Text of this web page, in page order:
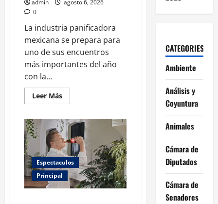
admin
agosto 6, 2026
0
La industria panificadora
mexicana se prepara para
uno de sus encuentros
más importantes del año
con la...
Leer MásLeer
más
Expo
Pan
2026
llega
a
CDMX:
fechas,
chefs
invitados,
concursos
y
Espectaculos
Principal
CATEGORIES
Ambiente
Análisis y
Coyuntura
Animales
Cámara de
Diputados
Cámara de
Senadores